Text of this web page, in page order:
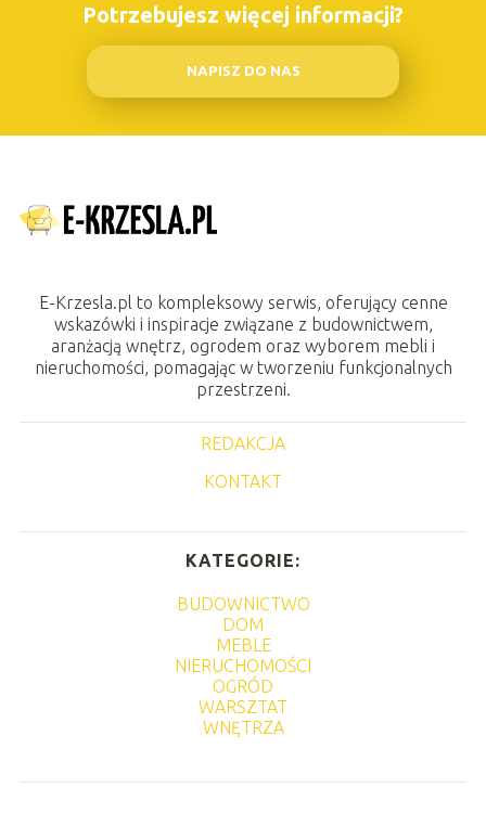
Potrzebujesz więcej informacji?
NAPISZ DO NAS
E-Krzesla.pl to kompleksowy serwis, oferujący cenne
wskazówki i inspiracje związane z budownictwem,
aranżacją wnętrz, ogrodem oraz wyborem mebli i
nieruchomości, pomagając w tworzeniu funkcjonalnych
przestrzeni.
REDAKCJA
KONTAKT
KATEGORIE:
BUDOWNICTWO
DOM
MEBLE
NIERUCHOMOŚCI
OGRÓD
WARSZTAT
WNĘTRZA